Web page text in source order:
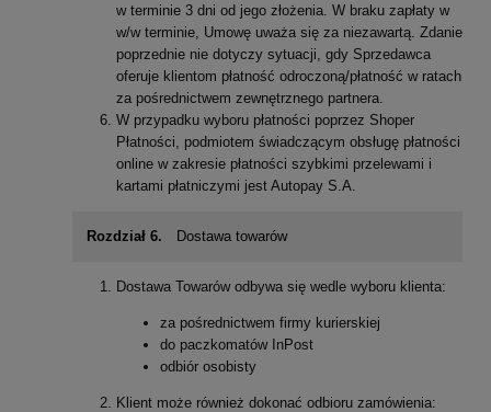
w terminie 3 dni od jego złożenia. W braku zapłaty w
w/w terminie, Umowę uważa się za niezawartą. Zdanie
poprzednie nie dotyczy sytuacji, gdy Sprzedawca
oferuje klientom płatność odroczoną/płatność w ratach
za pośrednictwem zewnętrznego partnera.
W przypadku wyboru płatności poprzez Shoper
Płatności, podmiotem świadczącym obsługę płatności
online w zakresie płatności szybkimi przelewami i
kartami płatniczymi jest Autopay S.A.
Rozdział 6. Dostawa towarów
Dostawa Towarów odbywa się wedle wyboru klienta:
za pośrednictwem firmy kurierskiej
do paczkomatów InPost
odbiór osobisty
Klient może również dokonać odbioru zamówienia: